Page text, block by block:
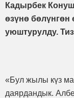
Кадырбек
өзүнө
уюштурулду.
«Бул жылы күз
даярдандык.